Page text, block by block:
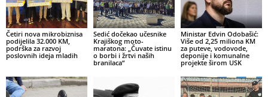
Četiri nova mikrobiznisa
podijelila 32.000 KM,
podrška za razvoj
poslovnih ideja mladih
Sedić dočekao učesnike
Krajiškog moto-
maratona: „Čuvate istinu
o borbi i žrtvi naših
branilaca“
Ministar Edvin Odobašić:
Više od 2,25 miliona KM
za puteve, vodovode,
deponije i komunalne
projekte širom USK